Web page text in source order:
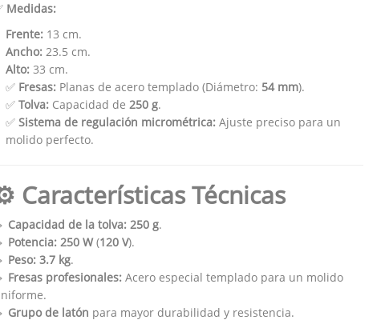
Medidas:
Frente:13 cm.
Ancho:23.5 cm.
Alto:33 cm.
✅ Fresas:Planas de acero templado (Diámetro: 54 mm).
✅ Tolva:Capacidad de 250 g.
✅ Sistema de regulación micrométrica:Ajuste preciso para un
molido perfecto.
Características Técnicas
Capacidad de la tolva: 250 g.
Potencia: 250 W(120 V).
Peso: 3.7 kg.
Fresas profesionales:Acero especial templado para un molido
Grupo de latón para mayor durabilidad y resistencia.